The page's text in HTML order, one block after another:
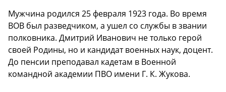
Мужчина родился 25 февраля 1923 года. Во время
ВОВ был разведчиком, а ушел со службы в звании
полковника. Дмитрий Иванович не только герой
своей Родины, но и кандидат военных наук, доцент.
До пенсии преподавал кадетам в Военной
командной академии ПВО имени Г. К. Жукова.